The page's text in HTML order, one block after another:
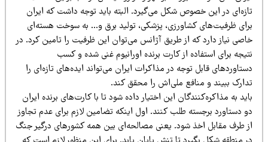
در این خصوص شکل می‌گیرد. البته باید توجه داشت که ایران
ظرفیت‌های کشاورزی، پزشکی، تولید برق و… به سوخت هسته‌ای
نیاز دارد که از طریق آژانس می‌توان این ظرفیت را تامین کرد. در
برای استفاده از کارت برنده اورانیوم غنی شده و کسب
قابل توجه در مذاکرات ایران می‌تواند ایده‌های تازه‌ای را
ببیند و منافع ملی‌اش را محقق کند.
به مذاکره‌کنندگان این اختیار داده شود تا با کارت‌های برنده ایران
دستاورد برجسته طلب کنند. اول اینکه تضامین لازم برای عدم تجاوز
طرف مقابل اخذ شود. یعنی مصالحه‌ای بین همه کشورهای درگیر جنگ